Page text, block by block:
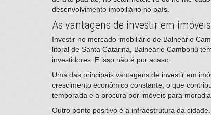
desenvolvimento imobiliário no país.
As vantagens de investir em
​Investir no mercado imobiliário de Balneário
litoral de Santa Catarina, Balneário Camboriú
investidores. E isso não é por acaso.
Uma das principais vantagens de investir em
crescimento econômico constante, o que
temporada e a procura por imóveis para
Outro ponto positivo é a infraestrutura da